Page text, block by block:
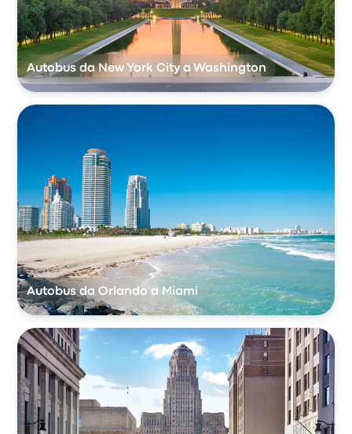
Autobus da New York City a Washington
Autobus da Orlando a Miami